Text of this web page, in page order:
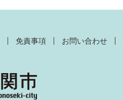
免責事項 お問い合わせ